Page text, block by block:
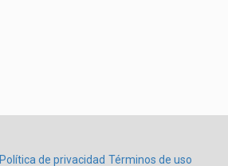
Política de privacidad Términos de uso